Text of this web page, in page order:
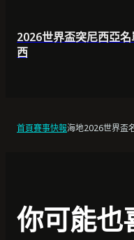
2026世界盃突尼西亞
西
首頁賽事快報海地2026世界盃
你可能也